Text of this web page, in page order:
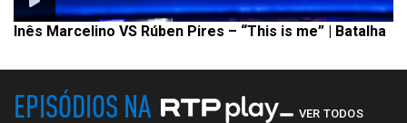
Inês Marcelino VS Rúben Pires – “This is me” | Batalha
EPISÓDIOS NA VER TODOS